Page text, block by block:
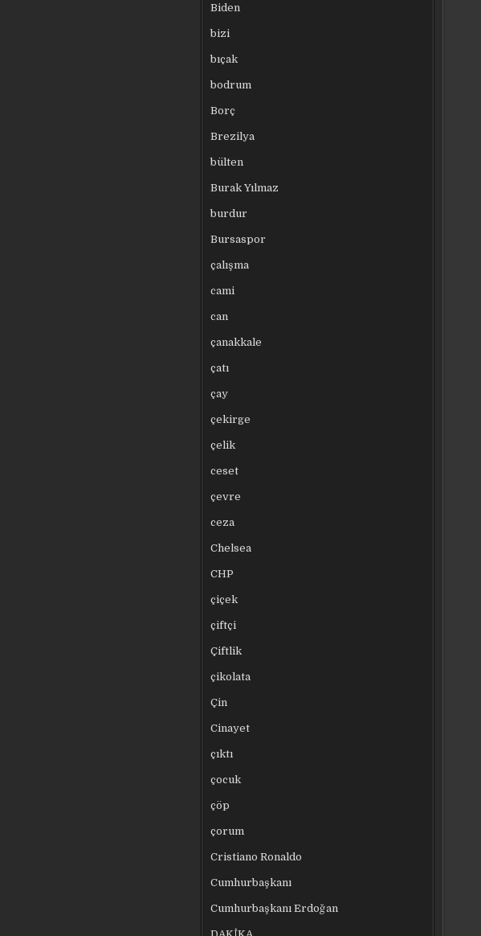
Biden
bizi
bıçak
bodrum
Borç
Brezilya
bülten
Burak Yılmaz
burdur
Bursaspor
çalışma
cami
can
çanakkale
çatı
çay
çekirge
çelik
ceset
çevre
ceza
Chelsea
CHP
çiçek
çiftçi
Çiftlik
çikolata
Çin
Cinayet
çıktı
çocuk
çöp
çorum
Cristiano Ronaldo
Cumhurbaşkanı
Cumhurbaşkanı Erdoğan